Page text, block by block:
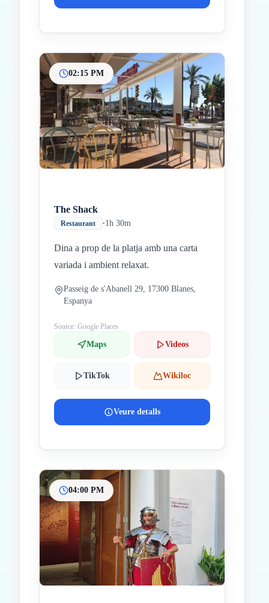
02:15 PM
The Shack
Restaurant •1h 30m
Dina a prop de la platja amb una carta
variada i ambient relaxat.
Passeig de s'Abanell 29, 17300 Blanes,
Espanya
Source: Google Places
Maps Videos
TikTok Wikiloc
Veure detalls
04:00 PM